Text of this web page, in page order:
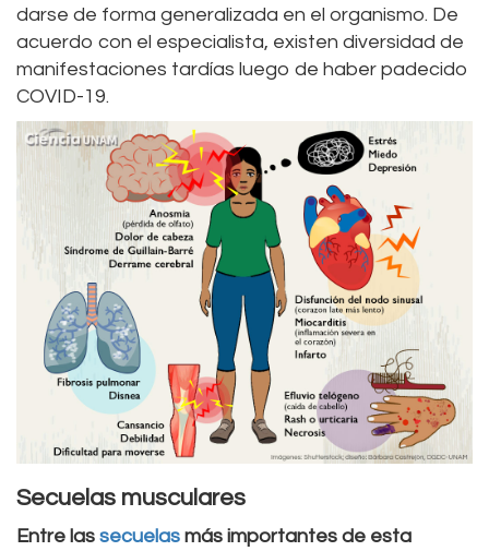
darse de forma generalizada en el organismo. De
acuerdo con el especialista, existen diversidad de
manifestaciones tardías luego de haber padecido
COVID-19.
Secuelas musculares
Entre las secuelas más importantes de esta